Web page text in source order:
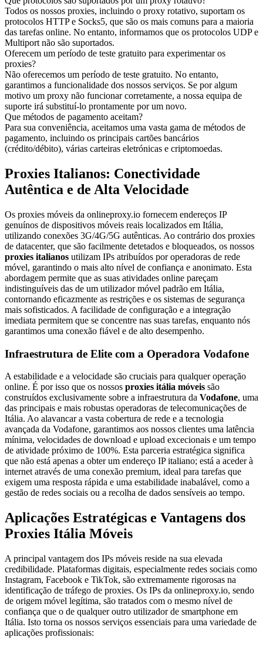
Todos os nossos proxies, incluindo o proxy rotativo, suportam os
protocolos HTTP e Socks5, que são os mais comuns para a maioria
das tarefas online. No entanto, informamos que os protocolos UDP e
Multiport não são suportados.
Oferecem um período de teste gratuito para experimentar os
proxies?
Não oferecemos um período de teste gratuito. No entanto,
garantimos a funcionalidade dos nossos serviços. Se por algum
motivo um proxy não funcionar corretamente, a nossa equipa de
suporte irá substituí-lo prontamente por um novo.
Que métodos de pagamento aceitam?
Para sua conveniência, aceitamos uma vasta gama de métodos de
pagamento, incluindo os principais cartões bancários
(crédito/débito), várias carteiras eletrónicas e criptomoedas.
Proxies Italianos: Conectividade
Autêntica e de Alta Velocidade
Os proxies móveis da onlineproxy.io fornecem endereços IP
genuínos de dispositivos móveis reais localizados em Itália,
utilizando conexões 3G/4G/5G autênticas. Ao contrário dos proxies
de datacenter, que são facilmente detetados e bloqueados, os nossos
proxies italianos utilizam IPs atribuídos por operadoras de rede
móvel, garantindo o mais alto nível de confiança e anonimato. Esta
abordagem permite que as suas atividades online pareçam
indistinguíveis das de um utilizador móvel padrão em Itália,
contornando eficazmente as restrições e os sistemas de segurança
mais sofisticados. A facilidade de configuração e a integração
imediata permitem que se concentre nas suas tarefas, enquanto nós
garantimos uma conexão fiável e de alto desempenho.
Infraestrutura de Elite com a Operadora Vodafone
A estabilidade e a velocidade são cruciais para qualquer operação
online. É por isso que os nossos proxies itália móveis são
construídos exclusivamente sobre a infraestrutura da Vodafone, uma
das principais e mais robustas operadoras de telecomunicações de
Itália. Ao alavancar a vasta cobertura de rede e a tecnologia
avançada da Vodafone, garantimos aos nossos clientes uma latência
mínima, velocidades de download e upload excecionais e um tempo
de atividade próximo de 100%. Esta parceria estratégica significa
que não está apenas a obter um endereço IP italiano; está a aceder à
internet através de uma conexão premium, ideal para tarefas que
exigem uma resposta rápida e uma estabilidade inabalável, como a
gestão de redes sociais ou a recolha de dados sensíveis ao tempo.
Aplicações Estratégicas e Vantagens dos
Proxies Itália Móveis
A principal vantagem dos IPs móveis reside na sua elevada
credibilidade. Plataformas digitais, especialmente redes sociais como
Instagram, Facebook e TikTok, são extremamente rigorosas na
identificação de tráfego de proxies. Os IPs da onlineproxy.io, sendo
de origem móvel legítima, são tratados com o mesmo nível de
confiança que o de qualquer outro utilizador de smartphone em
Itália. Isto torna os nossos serviços essenciais para uma variedade de
aplicações profissionais: